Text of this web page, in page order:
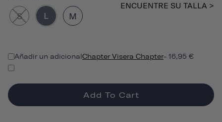
S L M
ENCUENTRE SU TALLA >
Añadir un adicionalChapter Visera Chapter- 16,95 €
Add To Cart